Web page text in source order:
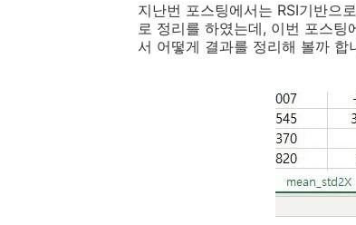
지난번 포스팅에서는 RSI기반으
로 정리를 하였는데, 이번 포스
서 어떻게 결과를 정리해 볼까 합